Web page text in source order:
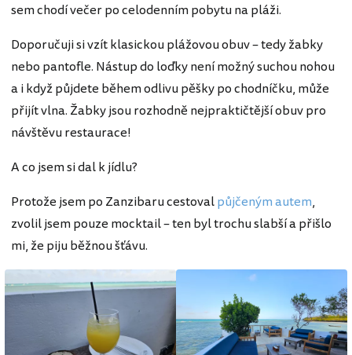
sem chodí večer po celodenním pobytu na pláži.
Doporučuji si vzít klasickou plážovou obuv – tedy žabky
nebo pantofle. Nástup do loďky není možný suchou nohou
a i když půjdete během odlivu pěšky po chodníčku, může
přijít vlna. Žabky jsou rozhodně nejpraktičtější obuv pro
návštěvu restaurace!
A co jsem si dal k jídlu?
Protože jsem po Zanzibaru cestovalpůjčeným autem,
zvolil jsem pouze mocktail – ten byl trochu slabší a přišlo
mi, že piju běžnou šťávu.